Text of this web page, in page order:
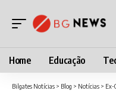
Home Educação
Bilgates Notícias > Blog > Notícias > Ex-